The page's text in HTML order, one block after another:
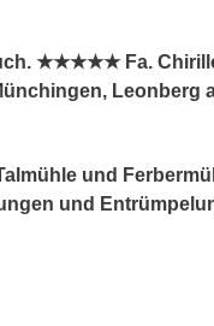
★★★★★ Fa.
Leonberg
und
und